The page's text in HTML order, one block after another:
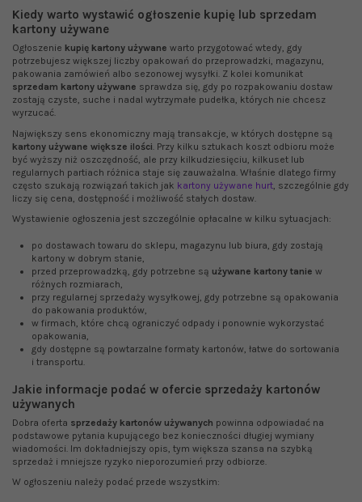
Kiedy warto wystawić ogłoszenie kupię lub sprzedam
kartony używane
Ogłoszenie kupię kartony używane warto przygotować wtedy, gdy
potrzebujesz większej liczby opakowań do przeprowadzki, magazynu,
pakowania zamówień albo sezonowej wysyłki. Z kolei komunikat
sprzedam kartony używane sprawdza się, gdy po rozpakowaniu dostaw
zostają czyste, suche i nadal wytrzymałe pudełka, których nie chcesz
wyrzucać.
Największy sens ekonomiczny mają transakcje, w których dostępne są
kartony używane większe ilości . Przy kilku sztukach koszt odbioru może
być wyższy niż oszczędność, ale przy kilkudziesięciu, kilkuset lub
regularnych partiach różnica staje się zauważalna. Właśnie dlatego firmy
często szukają rozwiązań takich jak kartony używane hurt , szczególnie gdy
liczy się cena, dostępność i możliwość stałych dostaw.
Wystawienie ogłoszenia jest szczególnie opłacalne w kilku sytuacjach:
po dostawach towaru do sklepu, magazynu lub biura, gdy zostają
kartony w dobrym stanie,
przed przeprowadzką, gdy potrzebne są używane kartony tanie w
różnych rozmiarach,
przy regularnej sprzedaży wysyłkowej, gdy potrzebne są opakowania
do pakowania produktów,
w firmach, które chcą ograniczyć odpady i ponownie wykorzystać
opakowania,
gdy dostępne są powtarzalne formaty kartonów, łatwe do sortowania
i transportu.
Jakie informacje podać w ofercie sprzedaży kartonów
używanych
Dobra oferta sprzedaży kartonów używanych powinna odpowiadać na
podstawowe pytania kupującego bez konieczności długiej wymiany
wiadomości. Im dokładniejszy opis, tym większa szansa na szybką
sprzedaż i mniejsze ryzyko nieporozumień przy odbiorze.
W ogłoszeniu należy podać przede wszystkim: